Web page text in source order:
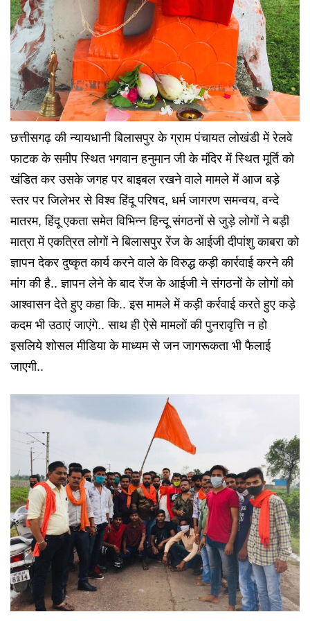
छत्तीसगढ़ की न्यायधानी बिलासपुर के ग्राम पंचायत लोखंडी में रेलवे
फाटक के समीप स्थित भगवान हनुमान जी के मंदिर में स्थित मूर्ति को
खंडित कर उसके जगह पर बाइबल रखने वाले मामले में आज बड़े
स्तर पर जिलेभर से विश्व हिंदू परिषद, धर्म जागरण समन्वय, वन्दे
मातरम, हिंदू एकता समेत विभिन्न हिन्दू संगठनों से जुड़े लोगों ने बड़ी
मात्रा में एकत्रित लोगों ने बिलासपुर रेंज के आईजी दीपांशु काबरा को
ज्ञापन देकर दुष्कृत कार्य करने वाले के विरुद्ध कड़ी कार्रवाई करने की
मांग की है.. ज्ञापन लेने के बाद रेंज के आईजी ने संगठनों के लोगों को
आश्वासन देते हुए कहा कि.. इस मामले में कड़ी कर्रवाई करते हुए कड़े
कदम भी उठाएं जाएंगे.. साथ ही ऐसे मामलों की पुनरावृत्ति न हो
इसलिये शोसल मीडिया के माध्यम से जन जागरूकता भी फैलाई
जाएगी..